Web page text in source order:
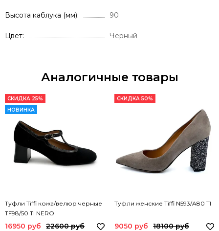
Высота каблука (мм) 90
Цвет Черный
Аналогичные товары
СКИДКА 25%
НОВИНКА
Туфли Tiffi кожа/велюр черные
TF98/50 TI NERO
16950 руб 22600 руб
СКИДКА 50%
Туфли женские Tiffi N593/A80 TI
9050 руб 18100 руб